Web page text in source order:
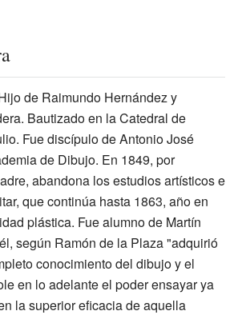
de Raimundo Hernández y
Bautizado en la Catedral de
Fue discípulo de Antonio José
de Dibujo. En 1849, por
abandona los estudios artísticos e
que continúa hasta 1863, año en
plástica. Fue alumno de Martín
según Ramón de la Plaza "adquirió
conocimiento del dibujo y el
en lo adelante el poder ensayar ya
la superior eficacia de aquella